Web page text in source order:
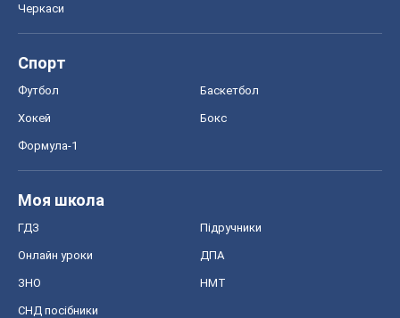
Черкаси
Спорт
Футбол Баскетбол
Хокей Бокс
Формула-1
Моя школа
ГДЗ Підручники
Онлайн уроки ДПА
ЗНО НМТ
СНД посібники